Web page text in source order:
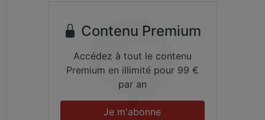
Contenu Premium
Accédez à tout le contenu
Premium en illimité pour 99 €
par an
Je m'abonne